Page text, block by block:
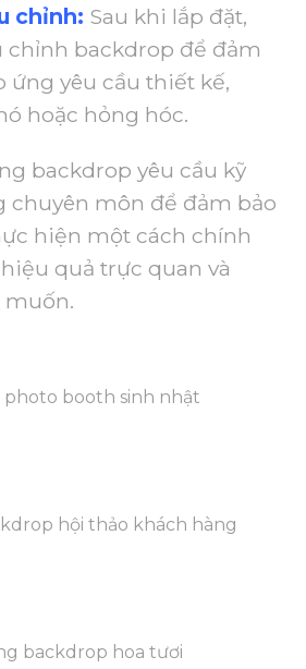
chỉnh: Sau khi lắp đặt,
chỉnh backdrop để đảm
ứng yêu cầu thiết kế,
hoặc hỏng hóc.
backdrop yêu cầu kỹ
chuyên môn để đảm bảo
hiện một cách chính
quả trực quan và
photo booth sinh nhật
hội thảo khách hàng
backdrop hoa tươi